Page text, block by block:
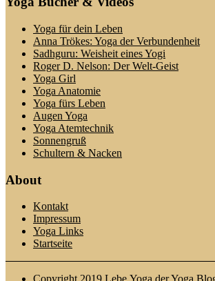
Yoga für dein Leben
Anna Trökes: Yoga der Verbundenheit
Sadhguru: Weisheit eines Yogi
Roger D. Nelson: Der Welt-Geist
Yoga Girl
Yoga Anatomie
Yoga fürs Leben
Augen Yoga
Yoga Atemtechnik
Sonnengruß
Schultern & Nacken
About
Kontakt
Impressum
Yoga Links
Startseite